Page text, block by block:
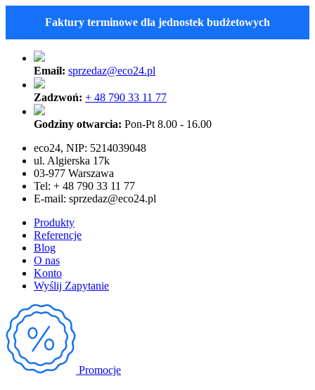
Faktury terminowe dla jednostek budżetowych
Email: sprzedaz@eco24.pl
Zadzwoń: + 48 790 33 11 77
Godziny otwarcia: Pon-Pt 8.00 - 16.00
eco24, NIP: 5214039048
ul. Algierska 17k
03-977 Warszawa
Tel: + 48 790 33 11 77
E-mail: sprzedaz@eco24.pl
Produkty
Referencje
Blog
O nas
Konto
Wyślij Zapytanie
Promocje